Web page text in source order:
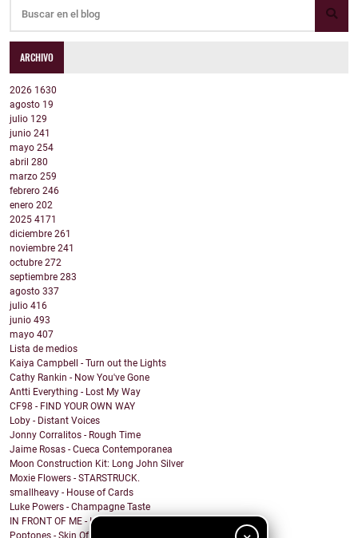
ARCHIVO
2026 1630
agosto 19
julio 129
junio 241
mayo 254
abril 280
marzo 259
febrero 246
enero 202
2025 4171
diciembre 261
noviembre 241
octubre 272
septiembre 283
agosto 337
julio 416
junio 493
mayo 407
Lista de medios
Kaiya Campbell - Turn out the Lights
Cathy Rankin - Now You've Gone
Antti Everything - Lost My Way
CF98 - FIND YOUR OWN WAY
Loby - Distant Voices
Jonny Corralitos - Rough Time
Jaime Rosas - Cueca Contemporanea
Moon Construction Kit: Long John Silver
Moxie Flowers - STARSTRUCK.
smallheavy - House of Cards
Luke Powers - Champagne Taste
IN FRONT OF ME - Intrusive Thoughts
Poptones - Skin Of Sea